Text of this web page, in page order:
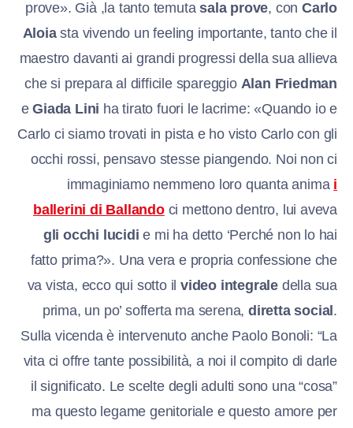
prove». Già ,la tanto temutasala prove, con Carlo
Aloiasta vivendo un feeling importante, tanto che il
maestro davanti ai grandi progressi della sua allieva
che si prepara al difficile spareggio Alan Friedman
eGiada Lini ha tirato fuori le lacrime: «Quando io e
Carlo ci siamo trovati in pista e ho visto Carlo con gli
occhi rossi, pensavo stesse piangendo. Noi non ci
immaginiamo nemmeno loro quanta anima i
ballerini di Ballandoci mettono dentro, lui aveva
gli occhi lucidi e mi ha detto ‘Perché non lo hai
fatto prima?». Una vera e propria confessione che
va vista, ecco qui sotto il video integrale della sua
prima, un po’ sofferta ma serena, diretta social .
Sulla vicenda è intervenuto anche Paolo Bonoli: “La
vita ci offre tante possibilità, a noi il compito di darle
il significato. Le scelte degli adulti sono una “cosa”
ma questo legame genitoriale e questo amore per